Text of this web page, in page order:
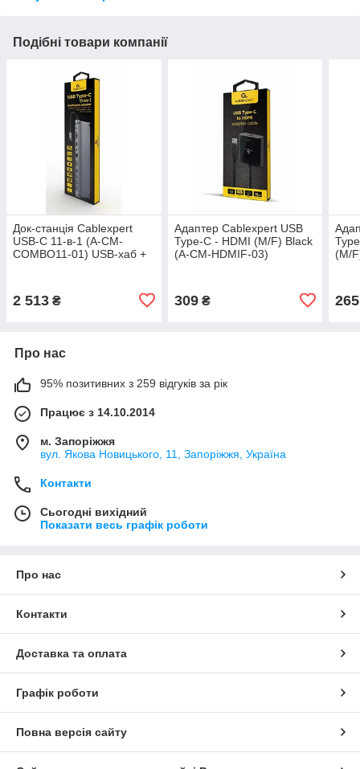
Подібні товари компанії
Док-станція Cablexpert
USB-C 11-в-1 (A-CM-
COMBO11-01) USB-хаб +
2 513 ₴
Адаптер Cablexpert USB
Type-C - HDMI (M/F) Black
(A-CM-HDMIF-03)
309₴
(M/
265
Про нас
95% позитивних з 259 відгуків за рік
Працює з 14.10.2014
м. Запоріжжя
вул. Якова Новицького, 11, Запоріжжя, Україна
Контакти
Сьогодні вихідний
Показати весь графік роботи
Про нас
Контакти
Доставка та оплата
Графік роботи
Повна версія сайту